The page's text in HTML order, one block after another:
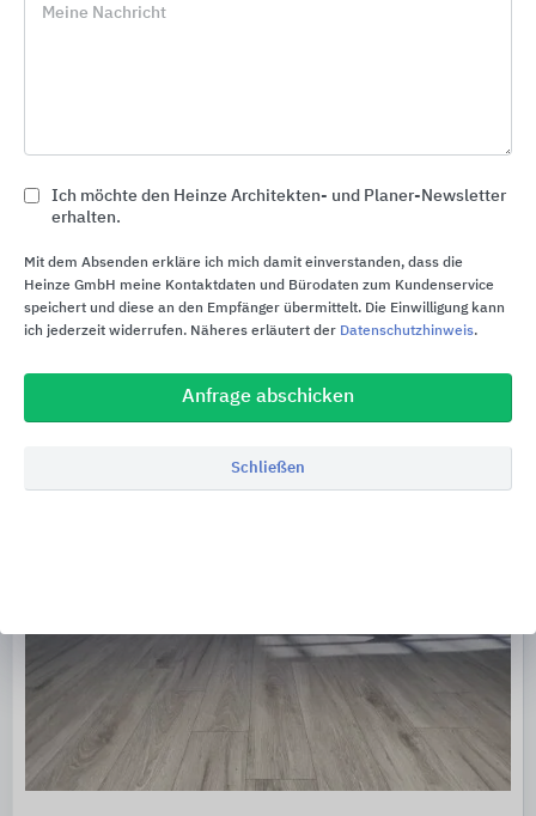
Teppichfliesen und Teppichböden
Meine Nachricht
Ich möchte den Heinze Architekten- und Planer-Newsletter
erhalten.
Mit dem Absenden erkläre ich mich damit einverstanden, dass die
Heinze GmbH meine Kontaktdaten und Bürodaten zum Kundenservice
speichert und diese an den Empfänger übermittelt. Die Einwilligung kann
ich jederzeit widerrufen. Näheres erläutert der Datenschutzhinweis.
Anfrage abschicken
Schließen